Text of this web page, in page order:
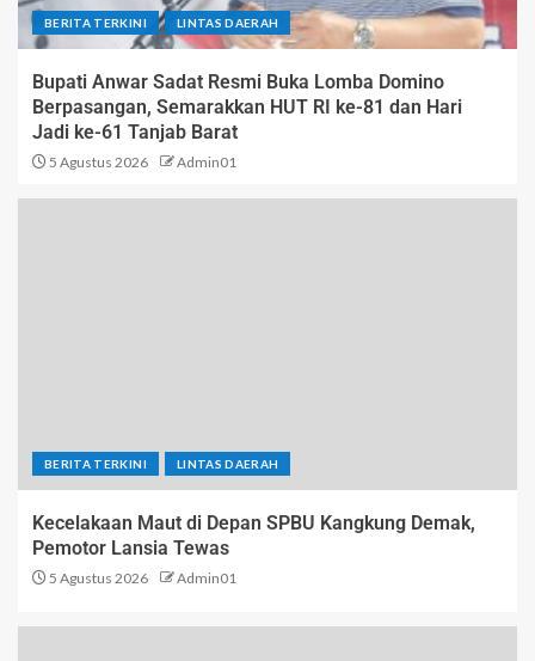
BERITA TERKINI LINTAS DAERAH
Bupati Anwar Sadat Resmi Buka Lomba Domino
Berpasangan, Semarakkan HUT RI ke-81 dan Hari
Jadi ke-61 Tanjab Barat
5 Agustus 2026 Admin01
BERITA TERKINI LINTAS DAERAH
Kecelakaan Maut di Depan SPBU Kangkung Demak,
Pemotor Lansia Tewas
5 Agustus 2026 Admin01